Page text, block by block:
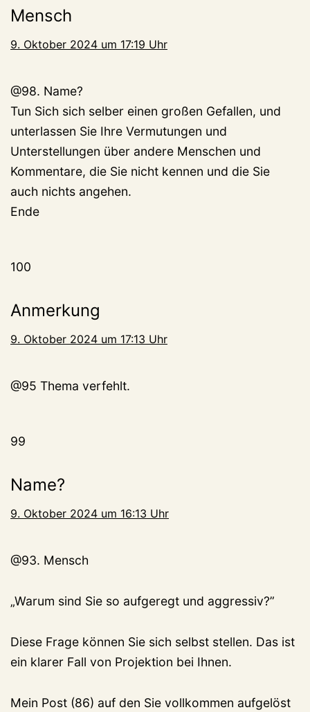
Mensch
9. Oktober 2024 um 17:19 Uhr
@98. Name?
Tun Sich sich selber einen großen Gefallen, und
unterlassen Sie Ihre Vermutungen und
Unterstellungen über andere Menschen und
Kommentare, die Sie nicht kennen und die Sie
auch nichts angehen.
Ende
100
Anmerkung
9. Oktober 2024 um 17:13 Uhr
@95 Thema verfehlt.
99
Name?
9. Oktober 2024 um 16:13 Uhr
@93. Mensch
„Warum sind Sie so aufgeregt und aggressiv?”
Diese Frage können Sie sich selbst stellen. Das ist
ein klarer Fall von Projektion bei Ihnen.
Mein Post (86) auf den Sie vollkommen aufgelöst